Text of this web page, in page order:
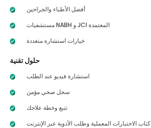
أفضل الأطباء والجراحين
مستشفيات NABH و JCI المعتمدة
خيارات استشارة متعددة
حلول تقنية
استشارة فيديو عند الطلب
سجل صحي مؤمن
تتبع وخطة علاجك
كتاب الاختبارات المعملية وطلب الأدوية عبر الإنترنت